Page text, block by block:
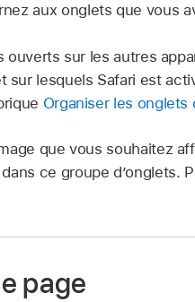
aux onglets que vous
ouverts sur les autres
lesquels Safari est
Organiser les onglets
que vous souhaitez
ce groupe d’onglets.
page